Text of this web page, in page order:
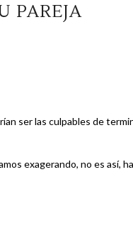
PAREJA
ser las culpables de
exagerando, no es así,